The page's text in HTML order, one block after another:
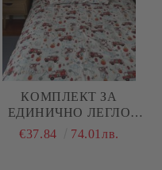
КОМПЛЕКТ ЗА
ЕДИНИЧНО ЛЕГЛО
ПОЖАРНИ , 100%
€37.84 74.01лв.